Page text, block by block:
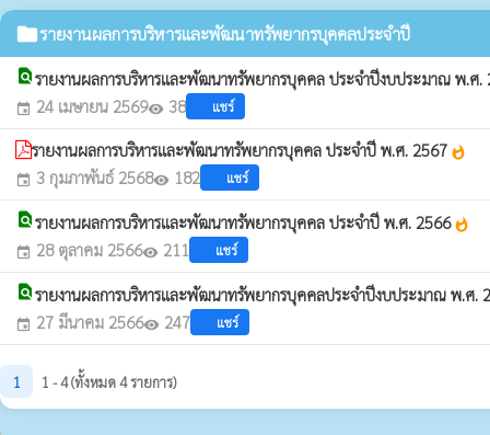
folderรายงานผลการบริหารและพัฒนาทรัพยากรบุคคลประจำปี
find_in_pageรายงานผลการบริหารและพัฒนาทรัพยากรบุคคล ประจำปีงบประมาณ พ.ศ
event 24 เมษายน 2569visibility 38 แชร์
รายงานผลการบริหารและพัฒนาทรัพยากรบุคคล ประจำปี พ.ศ. 2567 whatshot
event 3 กุมภาพันธ์ 2568visibility 182 แชร์
find_in_pageรายงานผลการบริหารและพัฒนาทรัพยากรบุคคล ประจำปี พ.ศ. 2566whatshot
event 28 ตุลาคม 2566visibility 211 แชร์
find_in_pageรายงานผลการบริหารและพัฒนาทรัพยากรบุคคลประจำปีงบประมาณ พ.ศ.
event 27 มีนาคม 2566visibility 247 แชร์
1 1 - 4 (ทั้งหมด 4 รายการ)